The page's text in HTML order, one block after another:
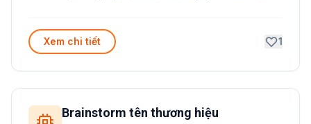
Xem chi tiết
1
Brainstorm tên thương hiệu